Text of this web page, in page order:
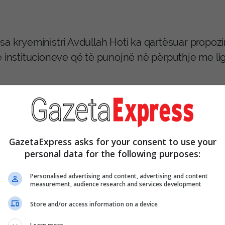
kryeministri Avdullah Hoti ka qartësuar
institucioneve që të punojnë në përputhje me
vendim i vitit 2010 që parashikon obligime
Kur është marrë vendimi për mandatin e
që ky vendim i hap rrugë që institucionet të
shkurt 2010, Qeveria e Kosovës në
Speciale e Republikës së Kosovës (PSRK)
special anti-korrupsion me qëllim të
në Kosovë.
GazetaExpress asks for your consent to use your
personal data for the following purposes:
Personalised advertising and content, advertising and content
measurement, audience research and services development
Store and/or access information on a device